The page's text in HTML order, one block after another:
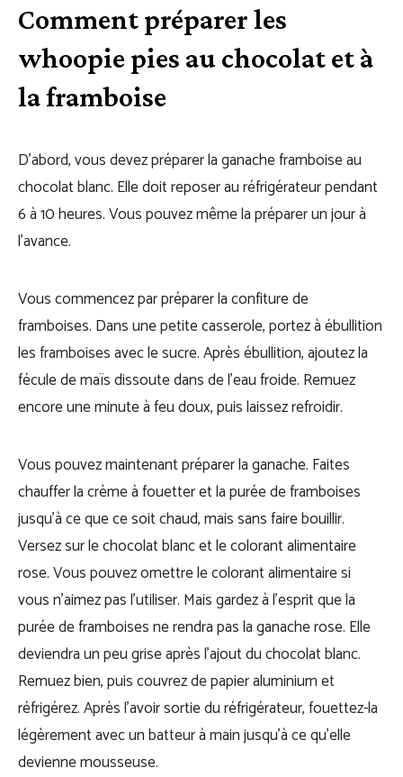
Comment préparer les
whoopie pies au chocolat et à
la framboise
D’abord, vous devez préparer la ganache framboise au
chocolat blanc. Elle doit reposer au réfrigérateur pendant
6 à 10 heures. Vous pouvez même la préparer un jour à
l’avance.
Vous commencez par préparer la confiture de
framboises. Dans une petite casserole, portez à ébullition
les framboises avec le sucre. Après ébullition, ajoutez la
fécule de maïs dissoute dans de l’eau froide. Remuez
encore une minute à feu doux, puis laissez refroidir.
Vous pouvez maintenant préparer la ganache. Faites
chauffer la crème à fouetter et la purée de framboises
jusqu’à ce que ce soit chaud, mais sans faire bouillir.
Versez sur le chocolat blanc et le colorant alimentaire
rose. Vous pouvez omettre le colorant alimentaire si
vous n’aimez pas l’utiliser. Mais gardez à l’esprit que la
purée de framboises ne rendra pas la ganache rose. Elle
deviendra un peu grise après l’ajout du chocolat blanc.
Remuez bien, puis couvrez de papier aluminium et
réfrigérez. Après l’avoir sortie du réfrigérateur, fouettez-la
légèrement avec un batteur à main jusqu’à ce qu’elle
devienne mousseuse.